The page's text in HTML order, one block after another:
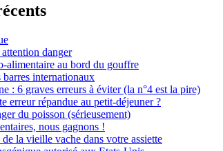
danger
alimentaire au bord du gouffre
barres internationaux
: 6 graves erreurs à éviter (la n°4 est la pire)
erreur répandue au petit-déjeuner ?
du poisson (sérieusement)
nous gagnons !
la vieille vache dans votre assiette